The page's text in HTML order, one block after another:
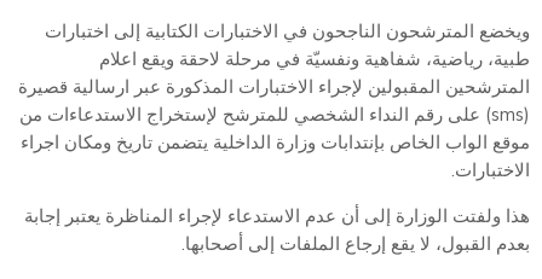
ويخضع المترشحون الناجحون في الاختبارات الكتابية إلى اختبارات
طبية، رياضية، شفاهية ونفسيّة في مرحلة لاحقة ويقع اعلام
المترشحين المقبولين لإجراء الاختبارات المذكورة عبر ارسالية قصيرة
(sms) على رقم النداء الشخصي للمترشح لإستخراج الاستدعاءات من
موقع الواب الخاص بإنتدابات وزارة الداخلية يتضمن تاريخ ومكان اجراء
الاختبارات.
هذا ولفتت الوزارة إلى أن عدم الاستدعاء لإجراء المناظرة يعتبر إجابة
بعدم القبول، لا يقع إرجاع الملفات إلى أصحابها.